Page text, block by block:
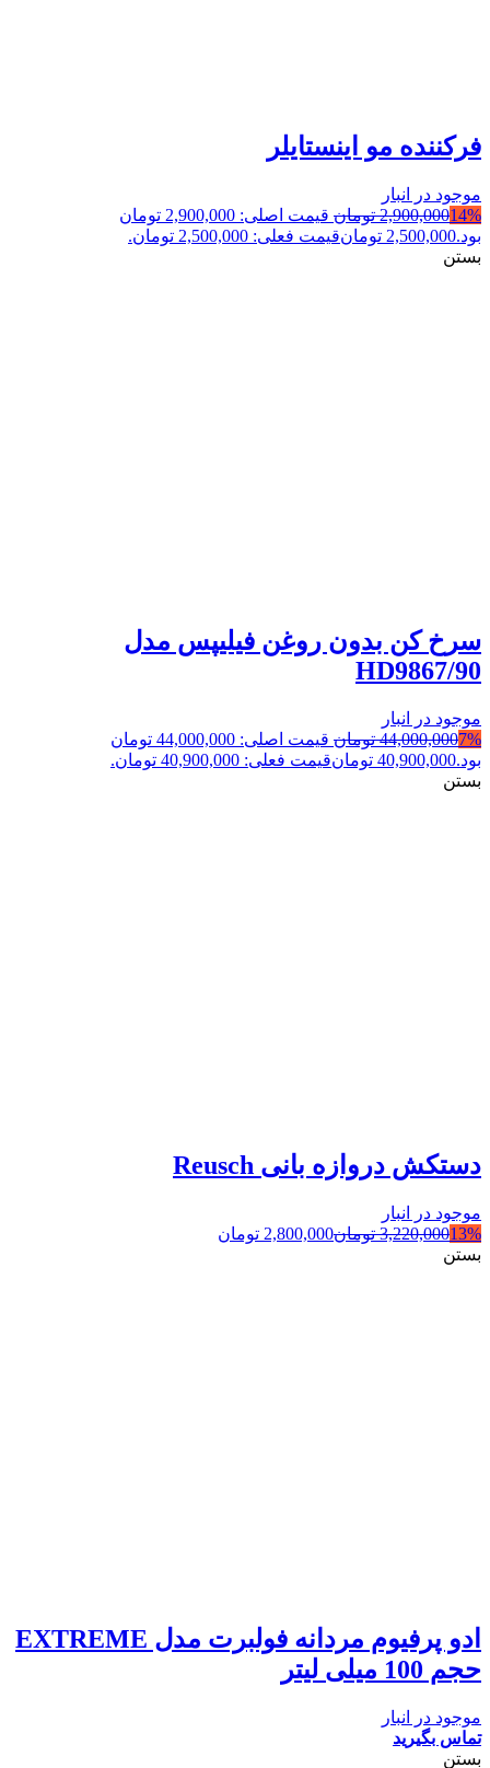
فرکننده مو اینستایلر
موجود در انبار
14%
2,900,000 تومان
قیمت اصلی: 2,900,000 تومان
بود.2,500,000 تومانقیمت فعلی: 2,500,000 تومان.
بستن
سرخ کن بدون روغن فیلیپس مدل
HD9867/90
موجود در انبار
7%
44,000,000 تومان
قیمت اصلی: 44,000,000 تومان
بود.40,900,000 تومانقیمت فعلی: 40,900,000 تومان.
بستن
دستکش دروازه بانی Reusch
موجود در انبار
13%
3,220,000 تومان2,800,000 تومان
بستن
ادو پرفیوم مردانه فولبرت مدل EXTREME
حجم 100 میلی لیتر
موجود در انبار
تماس بگیرید
بستن